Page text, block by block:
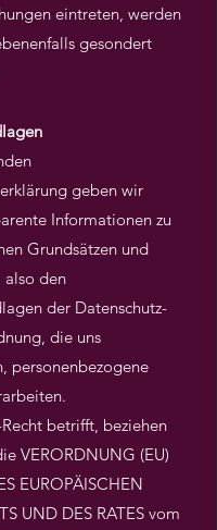
eintreten, werden
gesondert
geben wir
Informationen zu
Grundsätzen und
also den
der Datenschutz-
die uns
personenbezogene
Recht betrifft, beziehen
VERORDNUNG (EU)
EUROPÄISCHEN
UND DES RATES vom